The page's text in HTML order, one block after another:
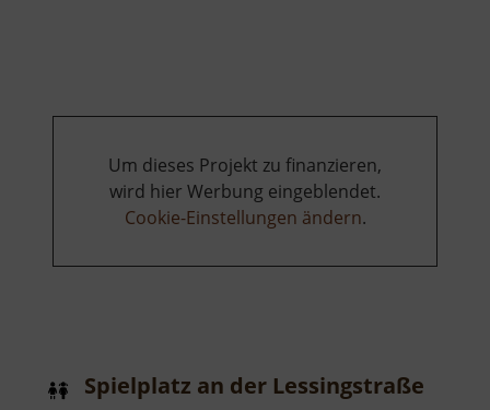
Um dieses Projekt zu finanzieren,
wird hier Werbung eingeblendet.
Cookie-Einstellungen ändern.
Spielplatz an der Lessingstraße